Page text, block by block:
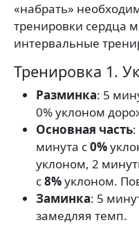
«набрать»
тренировки сердца
интервальные
Тренировка 1.
Разминка: 5
0% уклоном
Основная часть
минута с0%
уклоном, 2
с8%уклоном.
Заминка: 5
замедляя темп.